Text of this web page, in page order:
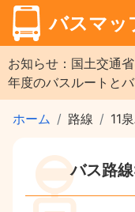
バスマッ
お知らせ：国土交通
年度のバスルートと
ホーム 路線 11
バス路